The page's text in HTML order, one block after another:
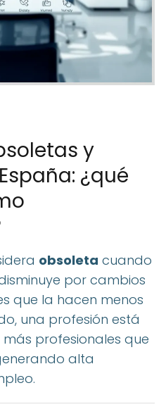
y
¿qué
obsoleta cuando
por cambios
que la hacen menos
una profesión está
profesionales que
alta